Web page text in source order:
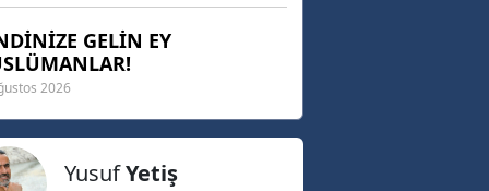
GELİN EY
2026
YusufYetiş